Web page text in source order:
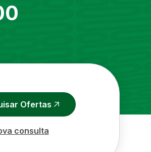
Ofertas
consulta